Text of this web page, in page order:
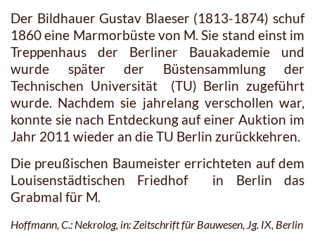
Der Bildhauer Gustav Blaeser (1813-1874) schuf
1860 eine Marmorbüste von M. Sie stand einst im
Treppenhaus der Berliner Bauakademie und
wurde später der Büstensammlung der
Technischen Universität (TU) Berlin zugeführt
wurde. Nachdem sie jahrelang verschollen war,
konnte sie nach Entdeckung auf einer Auktion im
Jahr 2011 wieder an die TU Berlin zurückkehren.
Die preußischen Baumeister errichteten auf dem
Louisenstädtischen Friedhof in Berlin das
Grabmal für M.
Hoffmann, C.: Nekrolog, in: Zeitschrift für Bauwesen, Jg. IX, Berlin